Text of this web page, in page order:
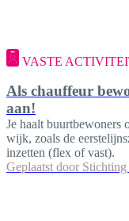
VASTE
Als chauffeur
aan!
Je haalt buurtbewoners
wijk, zoals de
inzetten (flex of vast).
Geplaatst door